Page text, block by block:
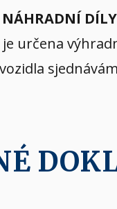
NÁHRADNÍ DÍLY
určena